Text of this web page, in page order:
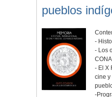
pueblos
-
- Los
- El X
cine y
-